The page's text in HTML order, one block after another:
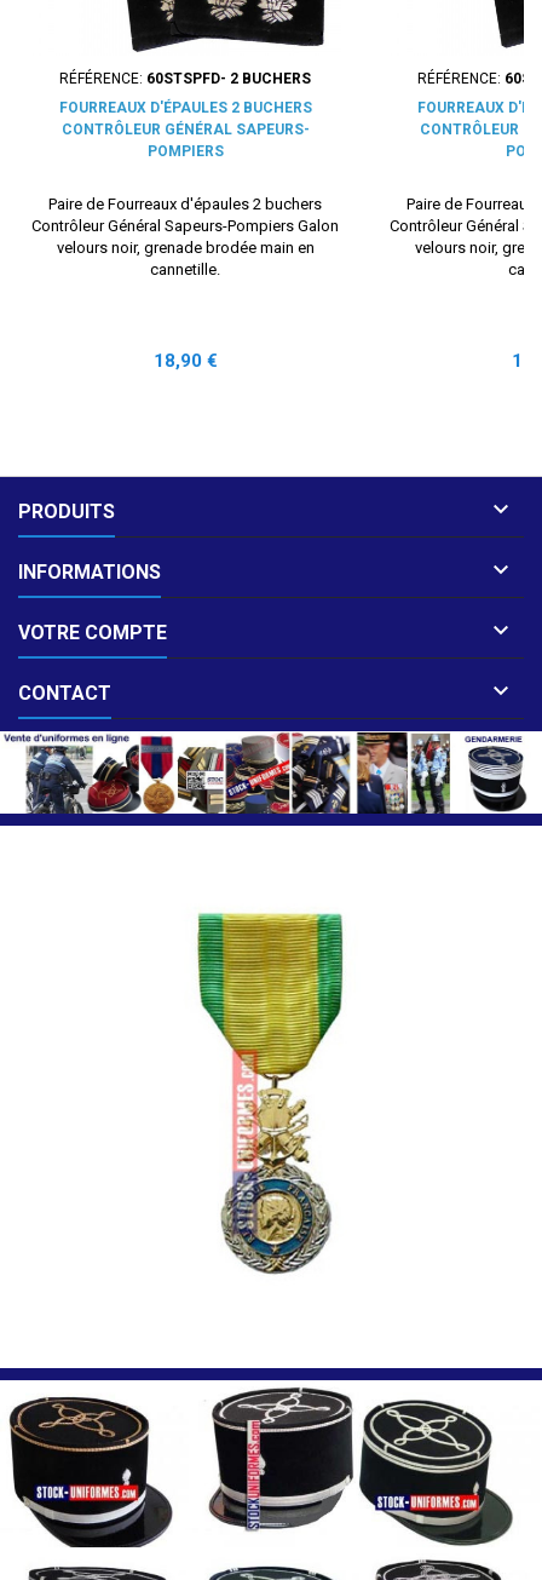
RÉFÉRENCE: 60STSPFD- 2 BUCHERS
FOURREAUX D'ÉPAULES 2 BUCHERS
CONTRÔLEUR GÉNÉRAL SAPEURS-
POMPIERS
Paire de Fourreaux d'épaules 2 buchers
Contrôleur Général Sapeurs-Pompiers Galon
velours noir, grenade brodée main en
cannetille.
Prix
18,90 €
RÉFÉRENCE:
FOURREAUX
CONTRÔLEUR
Paire de
Contrôleur Général
velours noir,
Prix
PRODUITS 
INFORMATIONS 
VOTRE COMPTE 
CONTACT 